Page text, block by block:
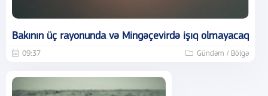
Bakının üç rayonunda və Mingəçevirdə işıq olmayacaq
09:37 Gündəm / Bölgə